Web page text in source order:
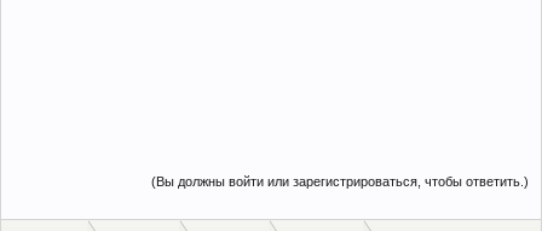
(Вы должны войти или зарегистрироваться, чтобы ответить.)